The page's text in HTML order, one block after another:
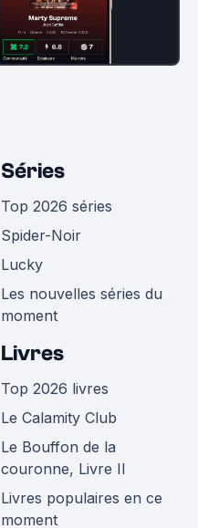
Séries
Top 2026 séries
Spider-Noir
Lucky
Les nouvelles séries du
moment
Livres
Top 2026 livres
Le Calamity Club
Le Bouffon de la
couronne, Livre II
Livres populaires en ce
moment